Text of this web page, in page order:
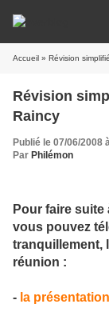
Accueil » Révision
Révision
Raincy
Publié le 07/06/2008
Par Philémon
Pour faire
vous pouvez
tranquillement,
réunion :
- la